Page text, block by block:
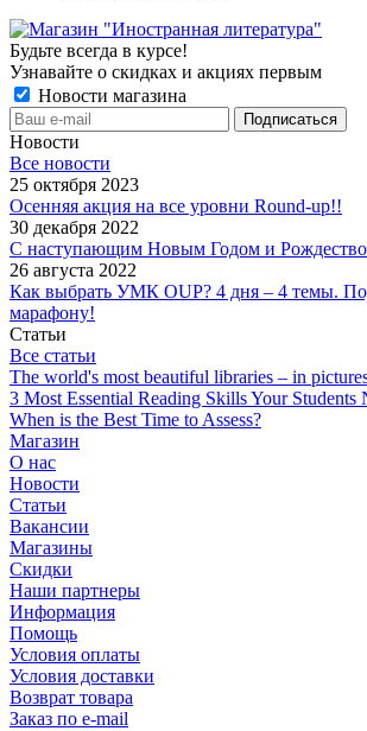
Будьте всегда в курсе!
Узнавайте о скидках и акциях первым
Новости магазина
Новости
Все новости
25 октября 2023
Осенняя акция на все уровни Round-up!!
30 декабря 2022
С наступающим Новым Годом и
26 августа 2022
Как выбрать УМК OUP? 4 дня – 4 темы.
марафону!
Статьи
Все статьи
The world's most beautiful libraries – in
3 Most Essential Reading Skills Your Students
When is the Best Time to Assess?
Магазин
О нас
Новости
Статьи
Вакансии
Магазины
Скидки
Наши партнеры
Информация
Помощь
Условия оплаты
Условия доставки
Возврат товара
Заказ по e-mail